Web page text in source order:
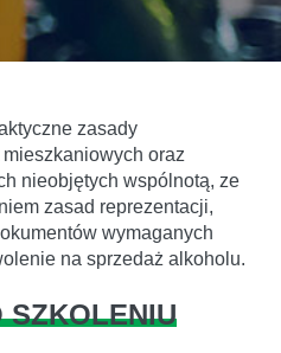
zasady
oraz
nieobjętych wspólnotą, ze
zasad reprezentacji,
wymaganych
na sprzedaż alkoholu.
SZKOLENIU